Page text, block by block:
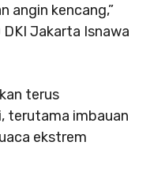
angin kencang,”
Jakarta Isnawa
terus
terutama imbauan
ekstrem